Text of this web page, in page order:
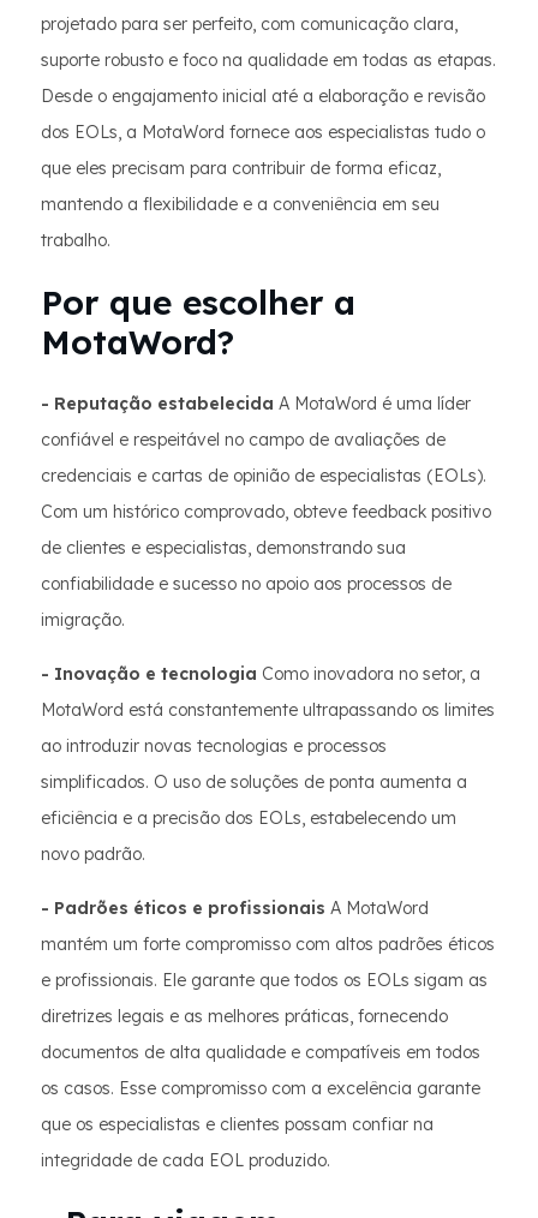
projetado para ser perfeito, com comunicação clara,
suporte robusto e foco na qualidade em todas as etapas.
Desde o engajamento inicial até a elaboração e revisão
dos EOLs, a MotaWord fornece aos especialistas tudo o
que eles precisam para contribuir de forma eficaz,
mantendo a flexibilidade e a conveniência em seu
trabalho.
Por que escolher a
MotaWord?
- Reputação estabelecida A MotaWord é uma líder
confiável e respeitável no campo de avaliações de
credenciais e cartas de opinião de especialistas (EOLs).
Com um histórico comprovado, obteve feedback positivo
de clientes e especialistas, demonstrando sua
confiabilidade e sucesso no apoio aos processos de
imigração.
- Inovação e tecnologia Como inovadora no setor, a
MotaWord está constantemente ultrapassando os limites
ao introduzir novas tecnologias e processos
simplificados. O uso de soluções de ponta aumenta a
eficiência e a precisão dos EOLs, estabelecendo um
novo padrão.
- Padrões éticos e profissionais A MotaWord
mantém um forte compromisso com altos padrões éticos
e profissionais. Ele garante que todos os EOLs sigam as
diretrizes legais e as melhores práticas, fornecendo
documentos de alta qualidade e compatíveis em todos
os casos. Esse compromisso com a excelência garante
que os especialistas e clientes possam confiar na
integridade de cada EOL produzido.